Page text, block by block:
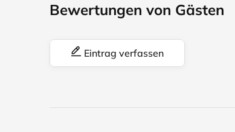
Bewertungen von Gästen
Eintrag verfassen